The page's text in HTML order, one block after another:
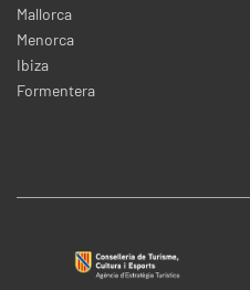
Mallorca
Menorca
Ibiza
Formentera